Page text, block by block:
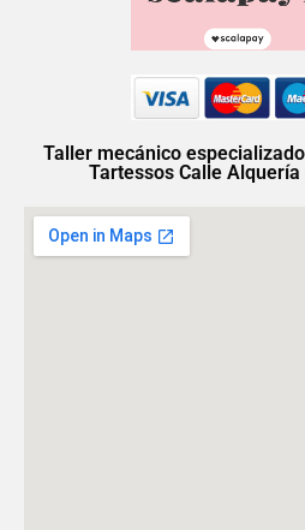
Taller mecánico
Tartessos Calle Alquería